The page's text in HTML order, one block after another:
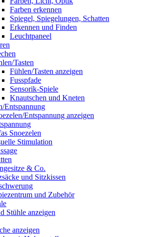
Farben erkennen
Spiegel, Spiegelungen, Schatten
Erkennen und Finden
Leuchtpaneel
Tasten
Fühlen/Tasten anzeigen
Fusspfade
Sensorik-Spiele
Knautschen und Kneten
Entspannung
Entspannung anzeigen
Snoezelen
Stimulation
& Co.
und Sitzkissen
und Zubehör
Stühle anzeigen
anzeigen